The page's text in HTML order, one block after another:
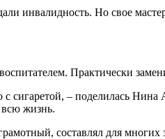
инвалидность. Но свое
Практически
сигаретой, – поделилась
всю жизнь.
составлял для